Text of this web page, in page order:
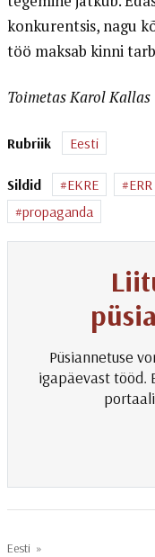
konkurentsis, nagu
töö maksab kinni
Toimetas Karol Kallas
Rubriik Eesti
Sildid EKRE ERR
propaganda
Püsiannetuse
igapäevast tööd.
Eesti »